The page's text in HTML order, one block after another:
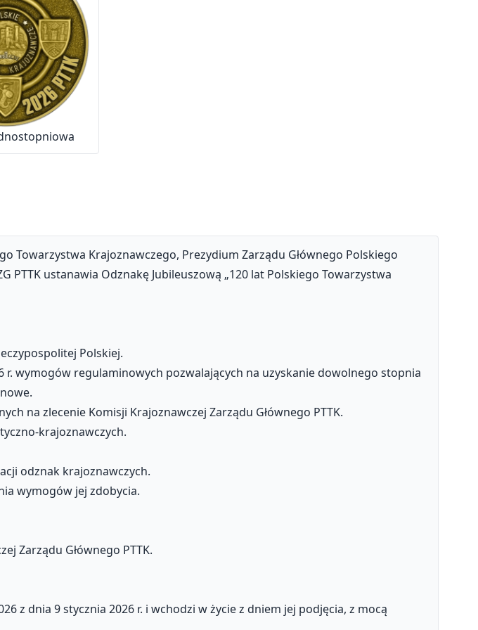
Towarzystwa Krajoznawczego, Prezydium Zarządu Głównego Polskiego
ustanawia Odznakę Jubileuszową „120 lat Polskiego Towarzystwa
Polskiej.
r. wymogów regulaminowych pozwalających na uzyskanie dowolnego stopnia
na zlecenie Komisji Krajoznawczej Zarządu Głównego PTTK.
krajoznawczych.
odznak krajoznawczych.
wymogów jej zdobycia.
Zarządu Głównego PTTK.
z dnia 9 stycznia 2026 r. i wchodzi w życie z dniem jej podjęcia, z mocą